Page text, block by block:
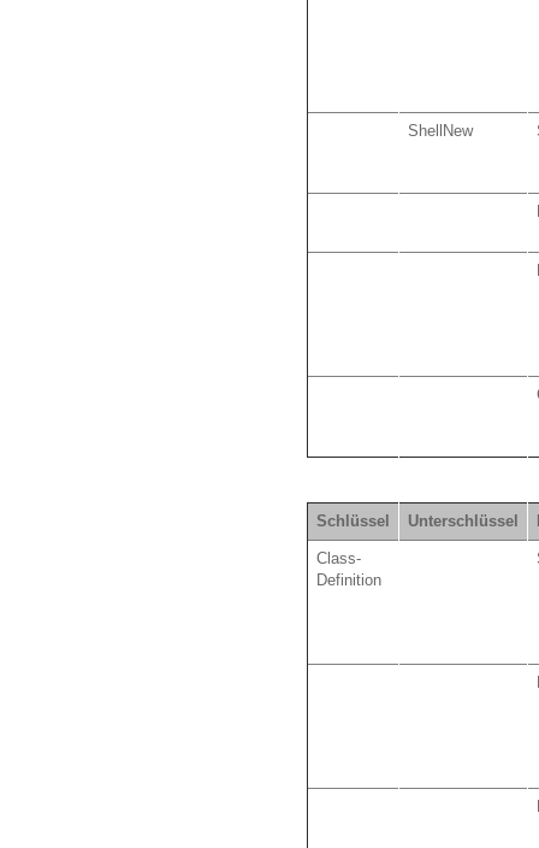
ShellNew
Schlüssel Unterschlüssel
Class-
Definition